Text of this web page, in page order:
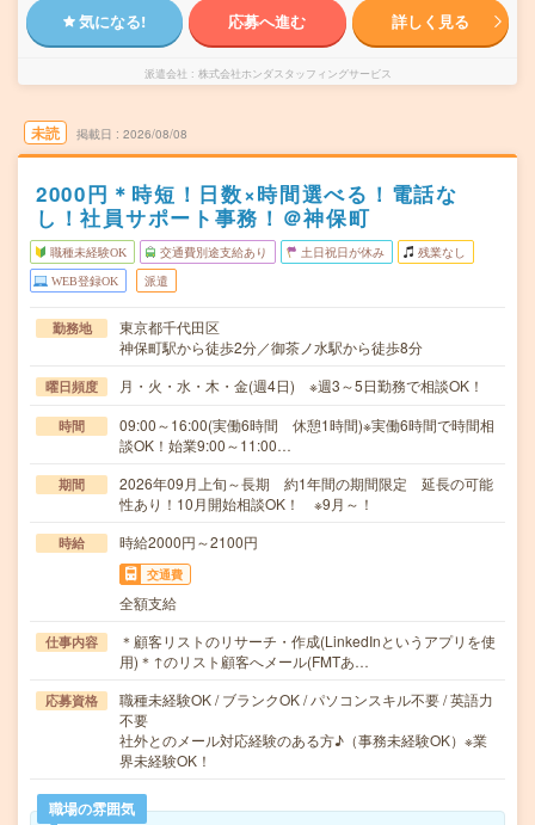
気になる! 応募へ進む 詳しく見る
派遣会社 株式会社ホンダスタッフィングサービス
未読 掲載日 2026/08/08
2000円＊時短！日数×時間選べる！電話な
し！社員サポート事務！＠神保町
職種未経験OK 交通費別途支給あり 土日祝日が休み 残業なし
WEB登録OK 派遣
勤務地
東京都千代田区
神保町駅から徒歩2分／御茶ノ水駅から徒歩8分
曜日頻度 月・火・水・木・金(週4日) ※週3～5日勤務で相談OK！
時間
09:00～16:00(実働6時間 休憩1時間)※実働6時間で時間相
談OK！始業9:00～11:00…
期間
2026年09月上旬～長期 約1年間の期間限定 延長の可能
性あり！10月開始相談OK！ ※9月～！
時給 時給2000円～2100円
交通費
全額支給
仕事内容
＊顧客リストのリサーチ・作成(LinkedInというアプリを使
用)＊↑のリスト顧客へメール(FMTあ…
応募資格
職種未経験OK / ブランクOK / パソコンスキル不要 / 英語力
不要
社外とのメール対応経験のある方♪（事務未経験OK）※業
界未経験OK！
職場の雰囲気